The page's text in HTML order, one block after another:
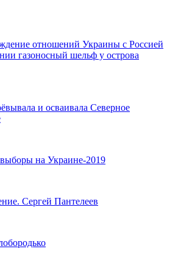
отношений Украины с Россией
газоносный шельф у острова
и осваивала Северное
на Украине-2019
Сергей Пантелеев